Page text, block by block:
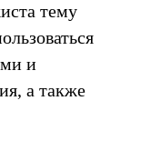
тему
и
а также